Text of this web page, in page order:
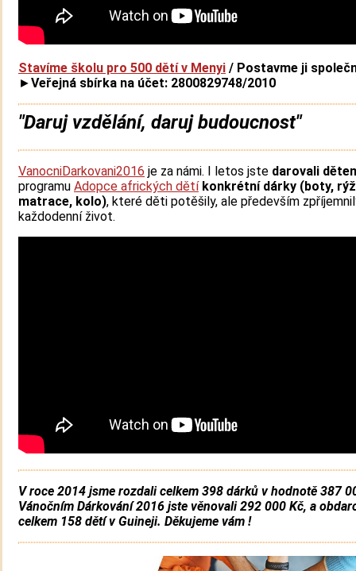
Stavíme školu pro 500 dětí v Menyi / Postavme ji
►Veřejná sbírka na účet: 2800829748/2010
"Daruj vzdělání, daruj budoucnost"
VanocniDarkovani2016 je za námi. I letos jste darovali
programu Adopce afrických dětí konkrétní dárky (boty,
matrace, kolo), které děti potěšily, ale především
každodenní život.
V roce 2014 jsme rozdali celkem 398 dárků v hodnotě 387
Vánočním Dárkování 2016 jste věnovali 292 000 Kč, a
celkem 158 dětí v Guineji. Děkujeme vám !